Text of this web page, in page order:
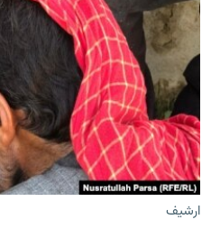
لټون
ته
مراجعه
ورزش
د کډوالۍ بحران
'کووېډ-۱۹'
اړیکه
دري پاڼه
Azadi English
ارشيف